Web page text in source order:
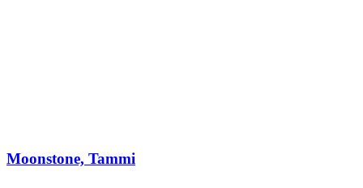
Moonstone, Tammi